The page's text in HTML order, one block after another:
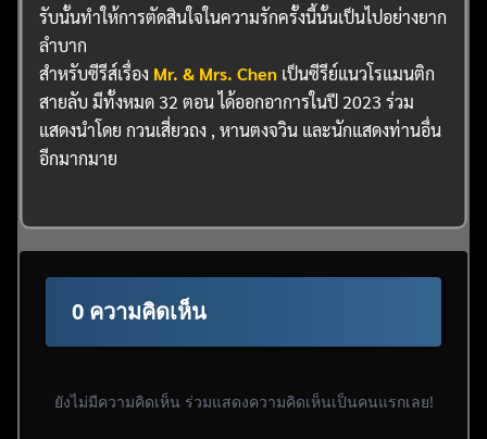
รับนั้นทำให้การตัดสินใจในความรักครั้งนี้นั้นเป็นไปอย่างยาก
ลำบาก
สำหรับซีรีส์เรื่อง Mr. & Mrs. Chen เป็นซีรีย์แนวโรแมนติก
สายลับ มีทั้งหมด 32 ตอน ได้ออกอาการในปี 2023 ร่วม
แสดงนำโดย กวนเสี่ยวถง , หานตงจวิน และนักแสดงท่านอื่น
อีกมากมาย
0 ความคิดเห็น
ยังไม่มีความคิดเห็น ร่วมแสดงความคิดเห็นเป็นคนแรกเลย!